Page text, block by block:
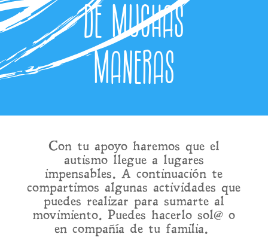
de muchas
maneras
Con tu apoyo haremos que el
autismo llegue a lugares
impensables. A continuación te
compartimos algunas actividades que
puedes realizar para sumarte al
movimiento. Puedes hacerlo sol@ o
en compañía de tu familia.